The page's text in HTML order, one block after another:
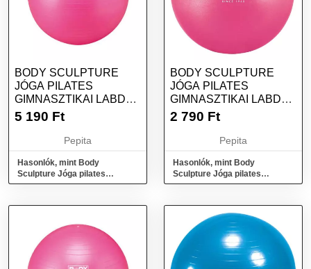
BODY SCULPTURE
JÓGA PILATES
GIMNASZTIKAI LABDA
55 CM PINK
5 190 Ft
Pepita
Hasonlók, mint Body
Sculpture Jóga pilates
gimnasztikai labda 55 cm pink
BODY SCULPTURE
JÓGA PILATES
GIMNASZTIKAI LABDA
20 CM PINK
2 790 Ft
Pepita
Hasonlók, mint Body
Sculpture Jóga pilates
gimnasztikai labda 20 cm pink